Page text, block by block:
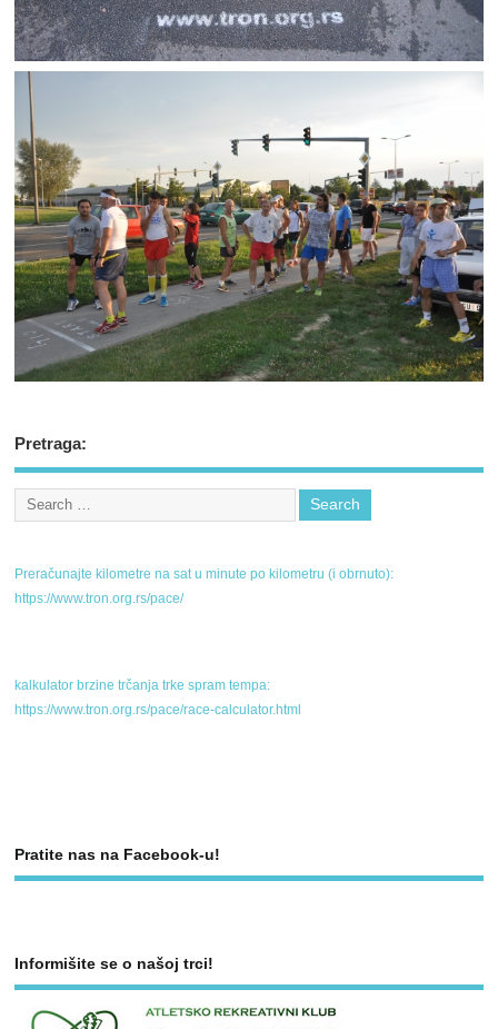
Pretraga:
Preračunajte kilometre na sat u minute po kilometru (i obrnuto):
https://www.tron.org.rs/pace/
kalkulator brzine trčanja trke spram tempa:
https://www.tron.org.rs/pace/race-calculator.html
Pratite nas na Facebook-u!
Informišite se o našoj trci!